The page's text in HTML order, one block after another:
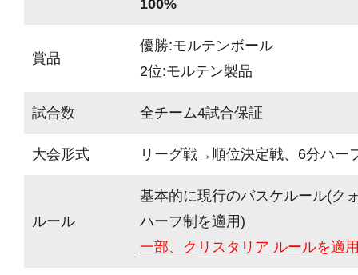
100%
賞品
優勝:モルテンボール
2位:モルテン製品
試合数 全チーム4試合保証
大会形式 リーグ戦→順位決定戦、6分ハー
ルール
基本的に現行のバスケルール(ク
ハーフ制を適用)
一部、クリスタリア ルールを適